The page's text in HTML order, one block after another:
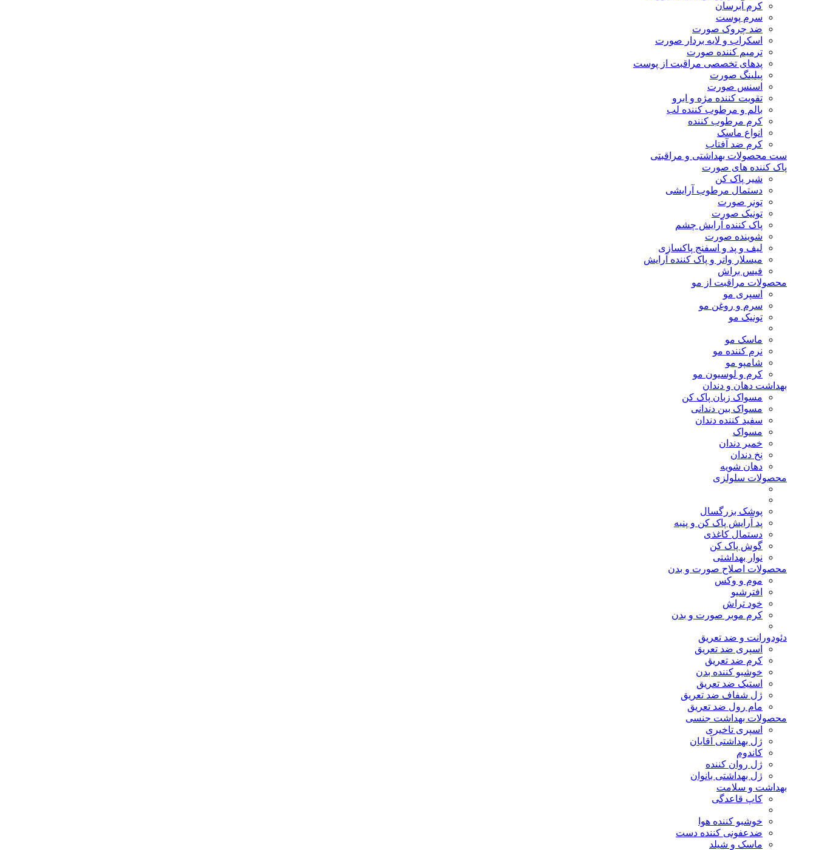
کرم آبرسان
سرم پوست
ضد چروک صورت
اسکراب و لایه بردار صورت
ترمیم کننده صورت
پدهای تخصصی مراقبت از پوست
پیلینگ صورت
اسنس صورت
تقویت کننده مژه و ابرو
بالم و مرطوب کننده لب
کرم مرطوب کننده
انواع ماسک
کرم ضد آفتاب
ست محصولات بهداشتی و مراقبتی
پاک کننده های صورت
شیر پاک کن
دستمال مرطوب آرایشی
تونر صورت
تونیک صورت
پاک کننده آرایش چشم
شوینده صورت
لیف و پد و اسفنج پاکسازی
میسلار واتر و پاک کننده آرایش
فیس براش
محصولات مراقبت از مو
اسپری مو
سرم و روغن مو
تونیک مو
ماسک مو
نرم کننده مو
شامپو مو
کرم و لوسیون مو
بهداشت دهان و دندان
مسواک زبان پاک کن
مسواک بین دندانی
سفید کننده دندان
مسواک
خمیر دندان
نخ دندان
دهان شویه
محصولات سلولزی
پوشک بزرگسال
پد آرایش پاک کن و پنبه
دستمال کاغذی
گوش پاک کن
نوار بهداشتی
محصولات اصلاح صورت و بدن
موم و وکس
افترشیو
خود تراش
کرم موبر صورت و بدن
دئودورانت و ضد تعریق
اسپری ضد تعریق
کرم ضد تعریق
خوشبو کننده بدن
استیک ضد تعریق
ژل شفاف ضد تعریق
مام رول ضد تعریق
محصولات بهداشت جنسی
اسپری تاخیری
ژل بهداشتی آقایان
کاندوم
ژل روان کننده
ژل بهداشتی بانوان
بهداشت و سلامت
کاپ قاعدگی
خوشبو کننده هوا
ضدعفونی کننده دست
ماسک و شیلد